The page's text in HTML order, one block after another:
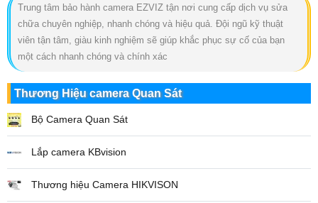
Trung tâm bảo hành camera EZVIZ tận nơi cung cấp dịch vụ sửa
chữa chuyên nghiệp, nhanh chóng và hiệu quả. Đội ngũ kỹ thuật
viên tận tâm, giàu kinh nghiệm sẽ giúp khắc phục sự cố của bạn
một cách nhanh chóng và chính xác
Thương Hiệu camera Quan Sát
Bộ Camera Quan Sát
Lắp camera KBvision
Thương hiệu Camera HIKVISON